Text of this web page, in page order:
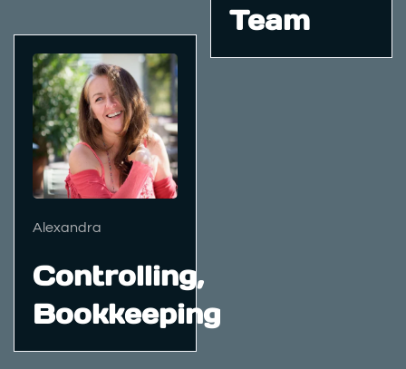
Team
Alexandra
Controlling,
Bookkeeping